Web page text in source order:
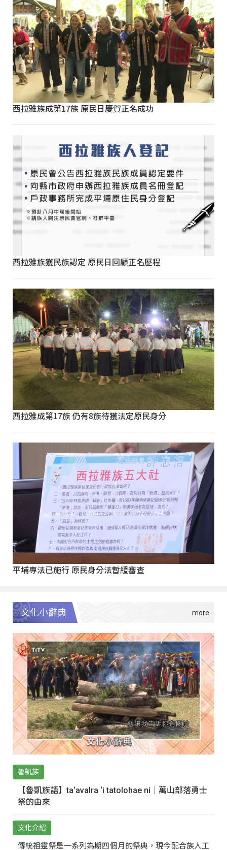
西拉雅族成第17族 原民日慶賀正名成功
西拉雅族獲民族認定 原民日回顧正名歷程
西拉雅成第17族 仍有8族待獲法定原民身分
平埔專法已施行 原民身分法暫緩審查
文化小辭典
魯凱族
【魯凱族語】ta‘avalra ‘i tatolohae ni｜萬山部落勇士
祭的由來
文化介紹
傳統祖靈祭是一系列為期四個月的祭典，現今配合族人工